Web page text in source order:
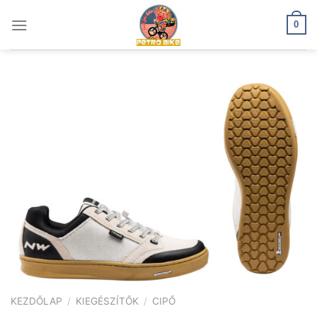
0
KEZDŐLAP / KIEGÉSZÍTŐK / CIPŐ